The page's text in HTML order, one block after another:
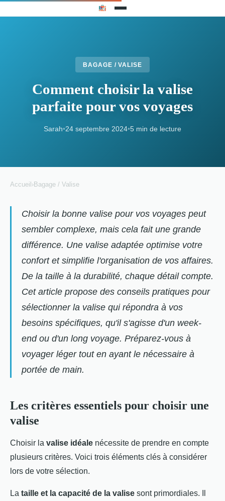
BAGAGE / VALISE
Comment choisir la valise
parfaite pour vos voyages
Sarah•24 septembre 2024•5 min de lecture
Accueil ›Bagage / Valise
Choisir la bonne valise pour vos voyages peut
sembler complexe, mais cela fait une grande
différence. Une valise adaptée optimise votre
confort et simplifie l'organisation de vos affaires.
De la taille à la durabilité, chaque détail compte.
Cet article propose des conseils pratiques pour
sélectionner la valise qui répondra à vos
besoins spécifiques, qu'il s'agisse d'un week-
end ou d'un long voyage. Préparez-vous à
voyager léger tout en ayant le nécessaire à
portée de main.
Les critères essentiels pour choisir une
valise
Choisir la valise idéale nécessite de prendre en compte
plusieurs critères. Voici trois éléments clés à considérer
lors de votre sélection.
La taille et la capacité de la valise sont primordiales. Il